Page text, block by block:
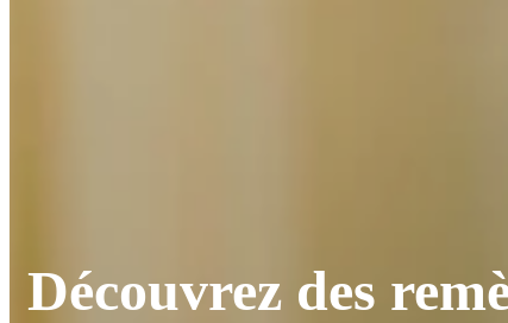
Découvrez des